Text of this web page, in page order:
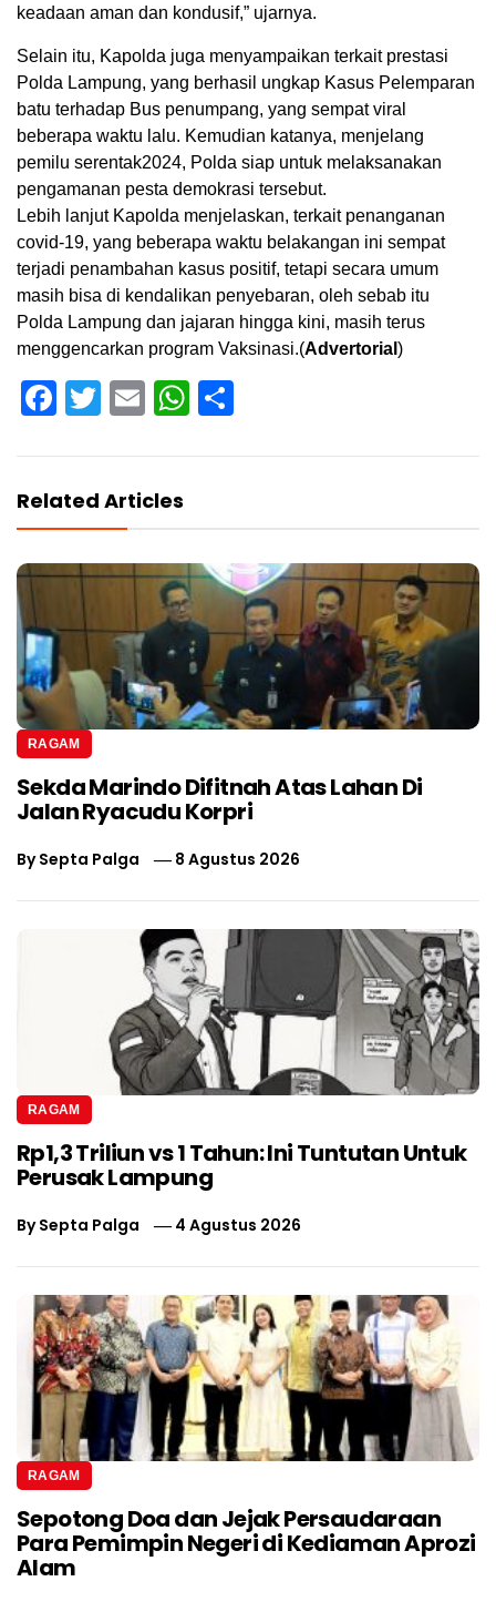
keadaan aman dan kondusif,” ujarnya.
Selain itu, Kapolda juga menyampaikan terkait prestasi
Polda Lampung, yang berhasil ungkap Kasus Pelemparan
batu terhadap Bus penumpang, yang sempat viral
beberapa waktu lalu. Kemudian katanya, menjelang
pemilu serentak2024, Polda siap untuk melaksanakan
pengamanan pesta demokrasi tersebut.
Lebih lanjut Kapolda menjelaskan, terkait penanganan
covid-19, yang beberapa waktu belakangan ini sempat
terjadi penambahan kasus positif, tetapi secara umum
masih bisa di kendalikan penyebaran, oleh sebab itu
Polda Lampung dan jajaran hingga kini, masih terus
menggencarkan program Vaksinasi.(Advertorial )
Facebook
Twitter
EmailWhatsApp
Related Articles
RAGAM
Sekda Marindo Difitnah Atas Lahan Di
Jalan Ryacudu Korpri
BySepta Palga 8 Agustus 2026
RAGAM
Rp1,3 Triliun vs 1 Tahun: Ini Tuntutan Untuk
Perusak Lampung
BySepta Palga 4 Agustus 2026
RAGAM
Sepotong Doa dan Jejak Persaudaraan
Para Pemimpin Negeri di Kediaman Aprozi
Alam